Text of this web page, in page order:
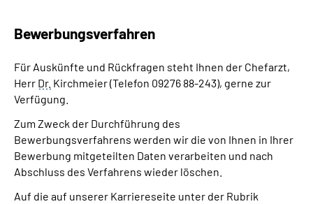
Bewerbungsverfahren
Für Auskünfte und Rückfragen steht Ihnen der Chefarzt,
Herr Dr. Kirchmeier (Telefon 09276 88-243), gerne zur
Verfügung.
Zum Zweck der Durchführung des
Bewerbungsverfahrens werden wir die von Ihnen in Ihrer
Bewerbung mitgeteilten Daten verarbeiten und nach
Abschluss des Verfahrens wieder löschen.
Auf die auf unserer Karriereseite unter der Rubrik